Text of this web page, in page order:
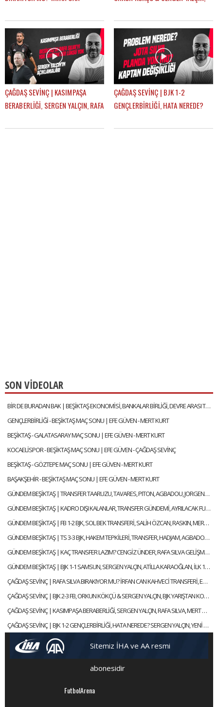
| GÜNDEM BEŞİKTAŞ
GÜNDEM BEŞİKTAŞ
ÇAĞDAŞ SEVİNÇ | KASIMPAŞA
BERABERLİĞİ, SERGEN YALÇIN, RAFA
BEŞİKTAŞ
ÇAĞDAŞ SEVİNÇ | BJK 1-2
GENÇLERBİRLİĞİ, HATA NEREDE?
GÜNDEM BEŞİKTAŞ
SON VİDEOLAR
BİR DE BURADAN BAK | BEŞİKTAŞ EKONOMİSİ, BANKALAR BİRLİĞİ, DEVRE ARASI TRANSFERLERİ | GÖKHAN TİRYAKİ
GENÇLERBİRLİĞİ - BEŞİKTAŞ MAÇ SONU | EFE GÜVEN - MERT KURT
BEŞİKTAŞ - GALATASARAY MAÇ SONU | EFE GÜVEN - MERT KURT
KOCAELİSPOR - BEŞİKTAŞ MAÇ SONU | EFE GÜVEN - ÇAĞDAŞ SEVİNÇ
BEŞİKTAŞ - GÖZTEPE MAÇ SONU | EFE GÜVEN - MERT KURT
BAŞAKŞEHİR - BEŞİKTAŞ MAÇ SONU | EFE GÜVEN - MERT KURT
GÜNDEM BEŞİKTAŞ | TRANSFER TAARUZU, TAVARES, PITON, AGBADOU, JORGENSEN, STROEYKENS | ÇAĞDAŞ SEVİNÇ
GÜNDEM BEŞİKTAŞ | KADRO DIŞI KALANLAR, TRANSFER GÜNDEMİ, AYRILACAK FUTBOLCULAR | ÇAĞDAŞ SEVİNÇ
GÜNDEM BEŞİKTAŞ | FB 1-2 BJK, SOL BEK TRANSFERİ, SALİH ÖZCAN, RASKIN, MERT GÜNOK | ÇAĞDAŞ SEVİNÇ
GÜNDEM BEŞİKTAŞ | TS 3-3 BJK, HAKEM TEPKİLERİ, TRANSFER, HADJAM, AGBADOU, RASKIN | ÇAĞDAŞ SEVİNÇ
GÜNDEM BEŞİKTAŞ | KAÇ TRANSFER LAZIM? CENGİZ ÜNDER, RAFA SILVA GELİŞMESİ, ABOUBAKAR | ÇAĞDAŞ SEVİNÇ
GÜNDEM BEŞİKTAŞ | BJK 1-1 SAMSUN, SERGEN YALÇIN, ATİLLA KARAOĞLAN, İLK 11 TERCİHLERİ | ÇAĞDAŞ SEVİNÇ
ÇAĞDAŞ SEVİNÇ | RAFA SILVA BIRAKIYOR MU? İRFAN CAN KAHVECİ TRANSFERİ, ERSİN, NECİP | GÜNDEM BEŞİKTAŞ
ÇAĞDAŞ SEVİNÇ | BJK 2-3 FB, ORKUN KÖKÇÜ & SERGEN YALÇIN, BJK YARIŞTAN KOPTU MU? | GÜNDEM BEŞİKTAŞ
ÇAĞDAŞ SEVİNÇ | KASIMPAŞA BERABERLİĞİ, SERGEN YALÇIN, RAFA SILVA, MERT GÜNOK | GÜNDEM BEŞİKTAŞ
ÇAĞDAŞ SEVİNÇ | BJK 1-2 GENÇLERBİRLİĞİ, HATA NEREDE? SERGEN YALÇIN, YENİ KAPTANLAR | GÜNDEM BEŞİKTAŞ
Sitemiz İHA ve AA resmi
abonesidir
FutbolArena